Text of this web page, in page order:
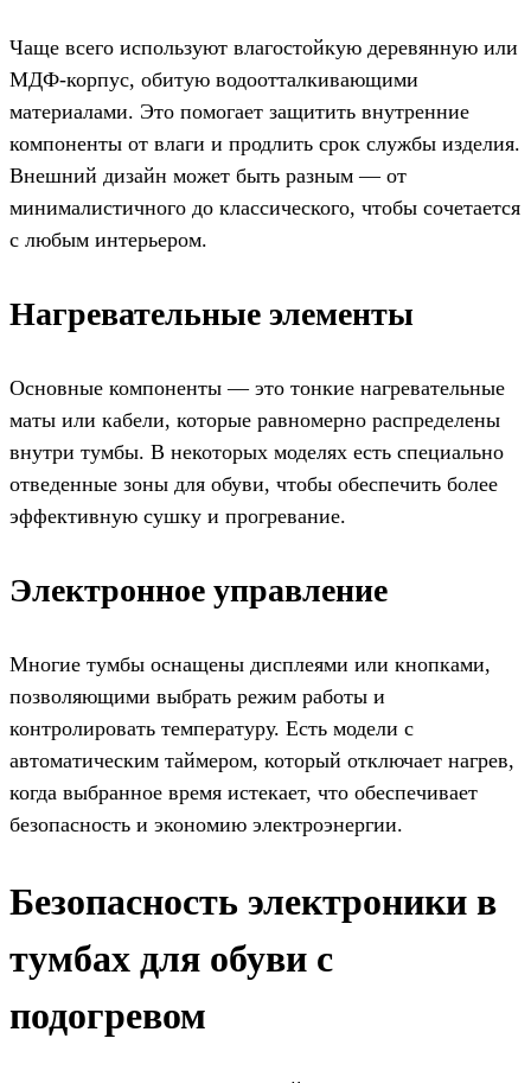
Чаще всего используют влагостойкую деревянную или
МДФ-корпус, обитую водоотталкивающими
материалами. Это помогает защитить внутренние
компоненты от влаги и продлить срок службы изделия.
Внешний дизайн может быть разным — от
минималистичного до классического, чтобы сочетается
с любым интерьером.
Нагревательные элементы
Основные компоненты — это тонкие нагревательные
маты или кабели, которые равномерно распределены
внутри тумбы. В некоторых моделях есть специально
отведенные зоны для обуви, чтобы обеспечить более
эффективную сушку и прогревание.
Электронное управление
Многие тумбы оснащены дисплеями или кнопками,
позволяющими выбрать режим работы и
контролировать температуру. Есть модели с
автоматическим таймером, который отключает нагрев,
когда выбранное время истекает, что обеспечивает
безопасность и экономию электроэнергии.
Безопасность электроники в
тумбах для обуви с
подогревом